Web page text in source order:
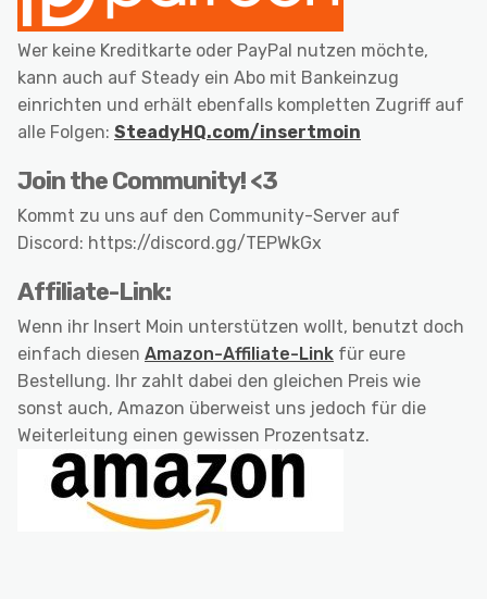
Wer keine Kreditkarte oder PayPal nutzen möchte,
kann auch auf Steady ein Abo mit Bankeinzug
einrichten und erhält ebenfalls kompletten Zugriff auf
alle Folgen: SteadyHQ.com/insertmoin
Join the Community! <3
Kommt zu uns auf den Community-Server auf
Discord: https://discord.gg/TEPWkGx
Affiliate-Link:
Wenn ihr Insert Moin unterstützen wollt, benutzt doch
einfach diesen Amazon-Affiliate-Link für eure
Bestellung. Ihr zahlt dabei den gleichen Preis wie
sonst auch, Amazon überweist uns jedoch für die
Weiterleitung einen gewissen Prozentsatz.